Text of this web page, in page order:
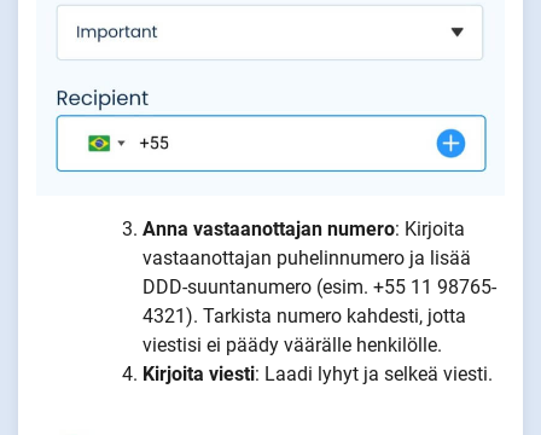
Anna vastaanottajan numero: Kirjoita
vastaanottajan puhelinnumero ja lisää
DDD-suuntanumero (esim. +55 11 98765-
4321). Tarkista numero kahdesti, jotta
viestisi ei päädy väärälle henkilölle.
Kirjoita viesti: Laadi lyhyt ja selkeä viesti.